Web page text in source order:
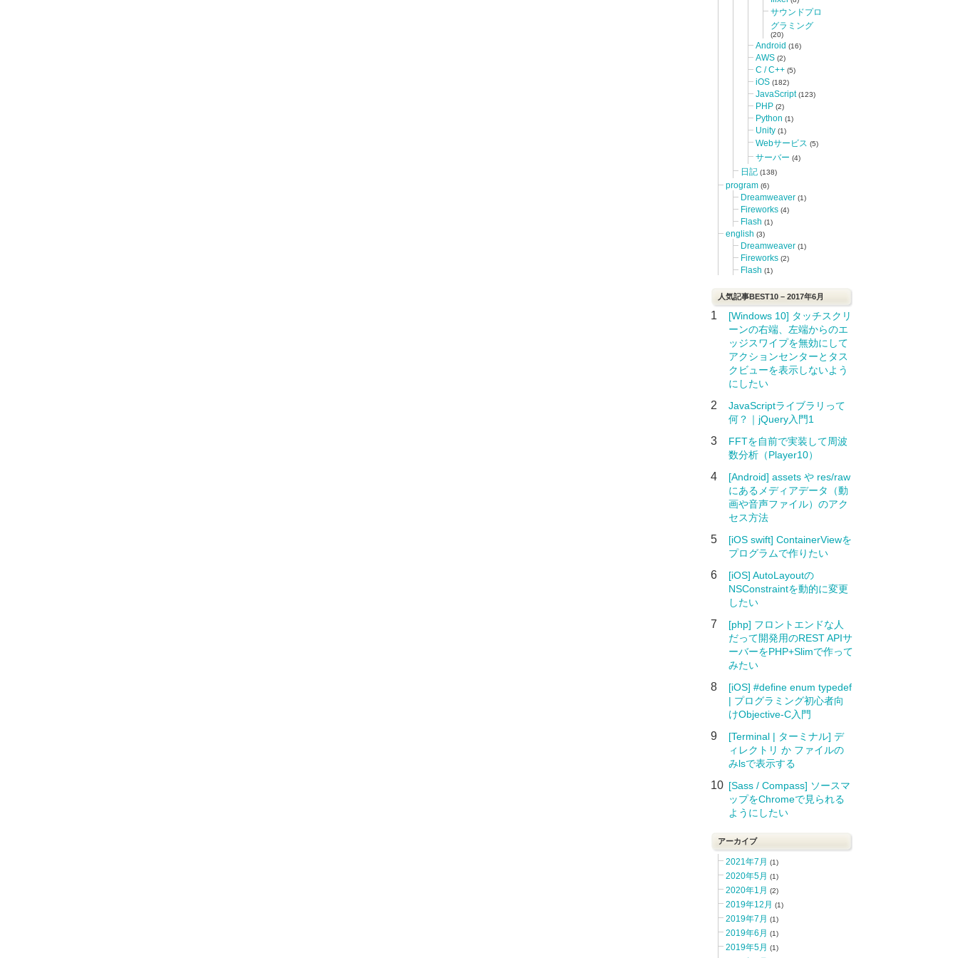
サウンドプロ
グラミング
(20)
Android (16)
AWS (2)
C / C++ (5)
iOS (182)
JavaScript(123)
PHP (2)
Python (1)
Unity (1)
Webサービス (5)
サーバー (4)
日記 (138)
program (6)
Dreamweaver (1)
Fireworks (4)
Flash (1)
english (3)
Dreamweaver (1)
Fireworks (2)
Flash (1)
人気記事BEST10 – 2017年6月
1
[Windows 10] タッチスクリ
ーンの右端、左端からのエ
ッジスワイプを無効にして
アクションセンターとタス
クビューを表示しないよう
にしたい
2
JavaScriptライブラリって
何？｜jQuery入門1
3
FFTを自前で実装して周波
数分析（Player10）
4
[Android] assets や res/raw
にあるメディアデータ（動
画や音声ファイル）のアク
セス方法
5
[iOS swift] ContainerViewを
プログラムで作りたい
6
[iOS] AutoLayoutの
NSConstraintを動的に変更
したい
7
[php] フロントエンドな人
だって開発用のREST APIサ
ーバーをPHP+Slimで作って
みたい
8
[iOS] #define enum typedef
| プログラミング初心者向
けObjective-C入門
9
[Terminal | ターミナル] デ
ィレクトリ か ファイルの
みlsで表示する
10 [Sass / Compass] ソースマ
ップをChromeで見られる
ようにしたい
アーカイブ
2021年7月 (1)
2020年5月 (1)
2020年1月 (2)
2019年12月 (1)
2019年7月 (1)
2019年6月 (1)
2019年5月 (1)